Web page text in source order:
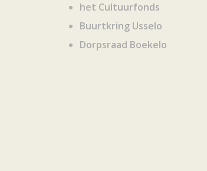
het Cultuurfonds
Buurtkring Usselo
Dorpsraad Boekelo